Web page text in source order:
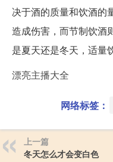
决于酒的质量和饮酒的
造成伤害，而节制饮酒
是夏天还是冬天，适量
漂亮主播大全
网络标签：
上一篇
冬天怎么才会变白色